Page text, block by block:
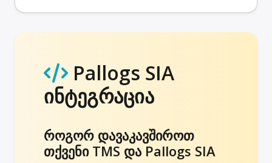
Pallogs SIA
ინტეგრაცია
როგორ დავაკავშიროთ
თქვენი TMS და Pallogs SIA